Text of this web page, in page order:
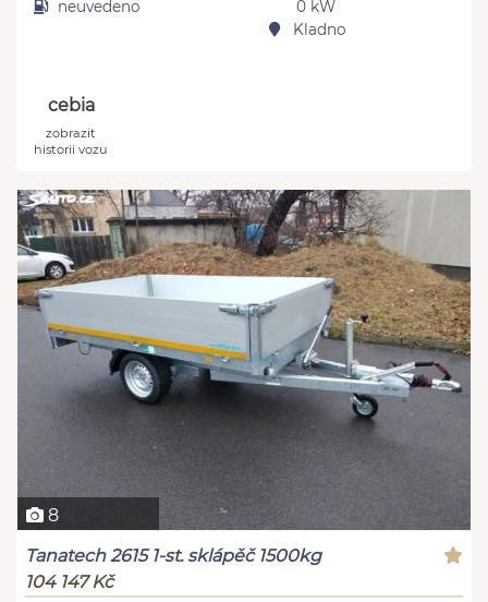
neuvedeno
0 kW
Kladno
cebia
zobrazit
historii vozu
8
Tanatech 2615 1-st. sklápěč 1500kg
104 147 Kč